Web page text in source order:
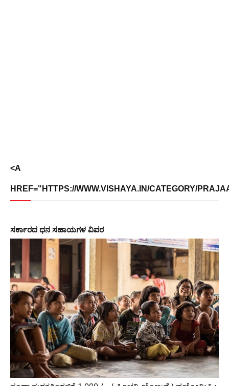
<A
HREF="HTTPS://WWW.VISHAYA.IN/CATEGORY/
ಸರ್ಕಾರದ​ ​ಧನ ಸಹಾಯಗಳ ವಿವರ